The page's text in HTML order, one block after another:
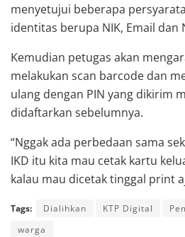
menyetujui beberapa
identitas berupa NIK, Email
Kemudian petugas akan
melakukan scan barcode dan
ulang dengan PIN yang dikirim
didaftarkan sebelumnya.
“Nggak ada perbedaan sama
IKD itu kita mau cetak kartu
kalau mau dicetak tinggal print
Tags: Dialihkan KTP Digital
warga